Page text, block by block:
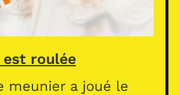
roulée
meunier a joué le